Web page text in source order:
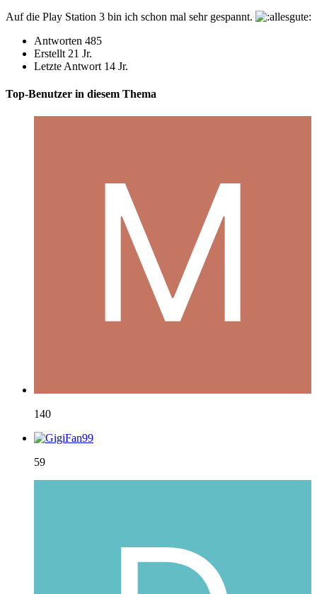
Auf die Play Station 3 bin ich schon mal sehr gespannt.
Antworten 485
Erstellt 21 Jr.
Letzte Antwort 14 Jr.
Top-Benutzer in diesem Thema
140
59